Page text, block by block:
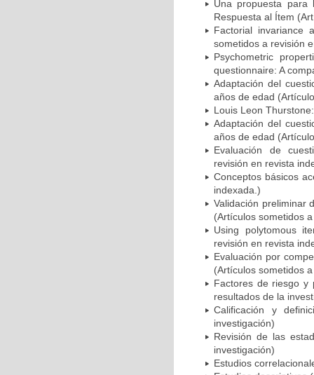
Una propuesta
Respuesta al Ítem
Factorial invariance
sometidos a revisión
Psychometric
questionnaire: A
Adaptación del
años de edad
Louis Leon
Adaptación del
años de edad
Evaluación de
revisión en revista
Conceptos básicos
indexada.)
Validación preliminar
(Artículos sometidos
Using polytomous
revisión en revista
Evaluación por
(Artículos sometidos
Factores de riesgo y
resultados de la
Calificación y
investigación)
Revisión de las
investigación)
Estudios